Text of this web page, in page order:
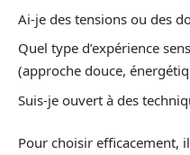
Ai-je des tensions ou des
Quel type d’expérience
(approche douce,
Suis-je ouvert à des
Pour choisir efficacement,